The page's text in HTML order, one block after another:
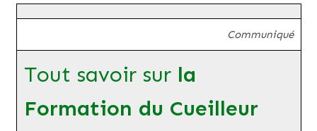
Communiqué
Tout savoir sur la
Formation du Cueilleur